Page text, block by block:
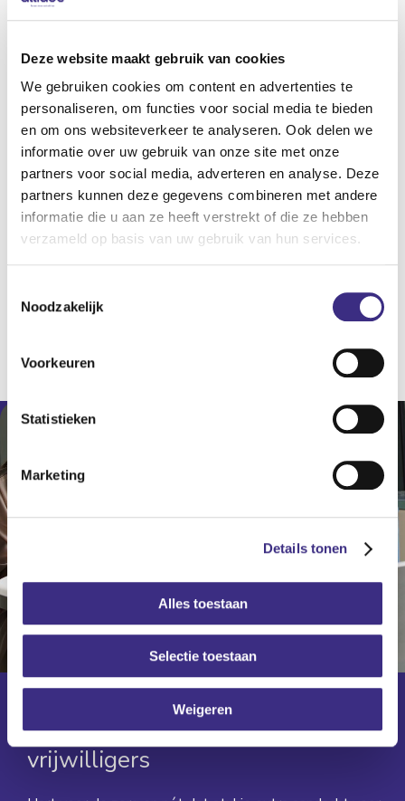
Deze website maakt gebruik van cookies
We gebruiken cookies om content en advertenties te
personaliseren, om functies voor social media te bieden
en om ons websiteverkeer te analyseren. Ook delen we
informatie over uw gebruik van onze site met onze
partners voor social media, adverteren en analyse. Deze
partners kunnen deze gegevens combineren met andere
informatie die u aan ze heeft verstrekt of die ze hebben
verzameld op basis van uw gebruik van hun services.
Noodzakelijk
Voorkeuren
Statistieken
Marketing
Details tonen
Alles toestaan
Selectie toestaan
Weigeren
Regio's
De Friese Meren / De Fryske Marren
Heerenveen
Leeuwarden
Noardeast-Fryslân
Opsterland
Smallingerland
Súdwest-Fryslân
Tietjerksteradeel / Tytsjerksteradiel
Achtkarspelen
Naar overzicht
Meer informatievoor
vrijwilligers